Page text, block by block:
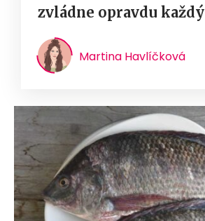
zvládne opravdu každý
Martina Havlíčková